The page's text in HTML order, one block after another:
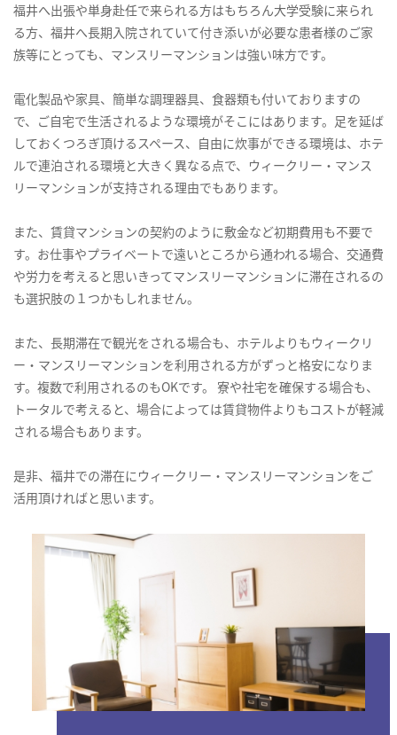
福井へ出張や単身赴任で来られる方はもちろん大学受験に来られ
る方、福井へ長期入院されていて付き添いが必要な患者様のご家
族等にとっても、マンスリーマンションは強い味方です。
電化製品や家具、簡単な調理器具、食器類も付いておりますの
で、ご自宅で生活されるような環境がそこにはあります。足を延ば
しておくつろぎ頂けるスペース、自由に炊事ができる環境は、ホテ
ルで連泊される環境と大きく異なる点で、ウィークリー・マンス
リーマンションが支持される理由でもあります。
また、賃貸マンションの契約のように敷金など初期費用も不要で
す。お仕事やプライベートで遠いところから通われる場合、交通費
や労力を考えると思いきってマンスリーマンションに滞在されるの
も選択肢の１つかもしれません。
また、長期滞在で観光をされる場合も、ホテルよりもウィークリ
ー・マンスリーマンションを利用される方がずっと格安になりま
す。複数で利用されるのもOKです。 寮や社宅を確保する場合も、
トータルで考えると、場合によっては賃貸物件よりもコストが軽減
される場合もあります。
是非、福井での滞在にウィークリー・マンスリーマンションをご
活用頂ければと思います。